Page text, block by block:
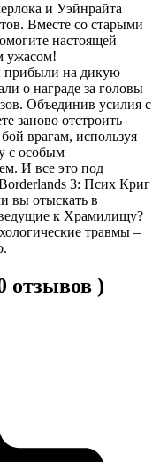
и Уэйнрайта
Вместе со старыми
настоящей
ужасом!
на дикую
о награде за головы
Объединив усилия с
заново отстроить
врагам, используя
с особым
И все это под
3: Псих Криг
вы отыскать в
к Храмилищу?
травмы –
отзывов )